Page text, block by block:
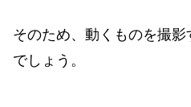
そのため、 動くものを撮影
でしょう。